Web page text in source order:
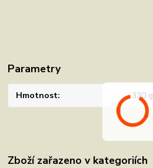
Parametry
Hmotnost 330 g
Zboží zařazeno v kategoriích